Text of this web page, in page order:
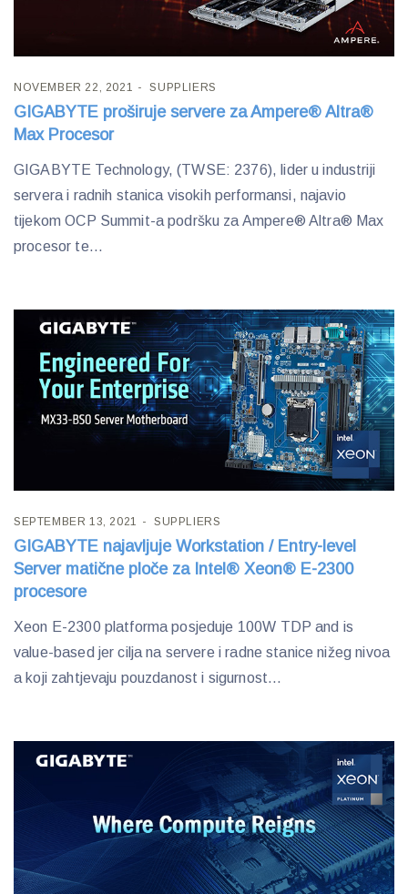
NOVEMBER 22, 2021 SUPPLIERS
GIGABYTE proširuje servere za Ampere® Altra®
Max Procesor
GIGABYTE Technology, (TWSE: 2376), lider u industriji
servera i radnih stanica visokih performansi, najavio
tijekom OCP Summit-a podršku za Ampere® Altra® Max
procesor te...
SEPTEMBER 13, 2021 SUPPLIERS
GIGABYTE najavljuje Workstation / Entry-level
Server matične ploče za Intel® Xeon® E-2300
procesore
Xeon E-2300 platforma posjeduje 100W TDP and is
value-based jer cilja na servere i radne stanice nižeg nivoa
a koji zahtjevaju pouzdanost i sigurnost...